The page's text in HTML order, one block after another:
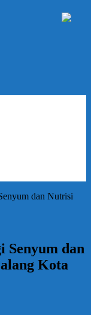
dan Nutrisi
Senyum dan
Kota